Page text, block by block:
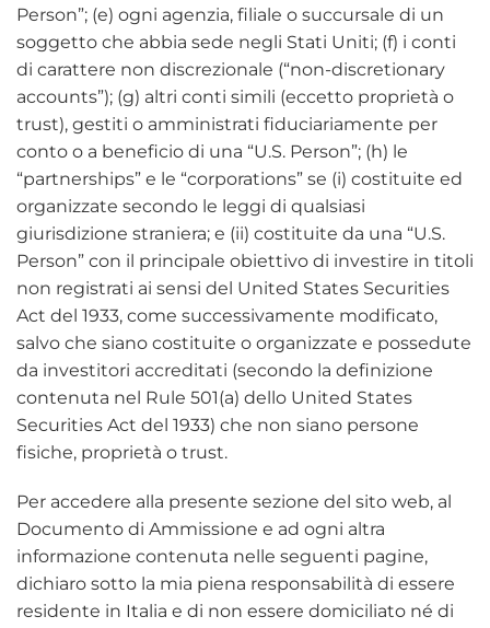
Person”; (e) ogni agenzia, filiale o succursale di un
soggetto che abbia sede negli Stati Uniti; (f) i conti
di carattere non discrezionale (“non-discretionary
accounts”); (g) altri conti simili (eccetto proprietà o
trust), gestiti o amministrati fiduciariamente per
conto o a beneficio di una “U.S. Person”; (h) le
“partnerships” e le “corporations” se (i) costituite ed
organizzate secondo le leggi di qualsiasi
giurisdizione straniera; e (ii) costituite da una “U.S.
Person” con il principale obiettivo di investire in titoli
non registrati ai sensi del United States Securities
Act del 1933, come successivamente modificato,
salvo che siano costituite o organizzate e possedute
da investitori accreditati (secondo la definizione
contenuta nel Rule 501(a) dello United States
Securities Act del 1933) che non siano persone
fisiche, proprietà o trust.
Per accedere alla presente sezione del sito web, al
Documento di Ammissione e ad ogni altra
informazione contenuta nelle seguenti pagine,
dichiaro sotto la mia piena responsabilità di essere
residente in Italia e di non essere domiciliato né di